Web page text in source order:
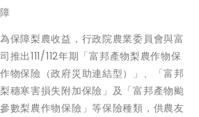
保障梨農收益，行政院農業委員會與富
推出111/112年期「富邦產物梨農作物保
物保險（政府災助連結型）」、「富邦
穗寒害損失附加保險」及「富邦產物颱
數梨農作物保險」等保險種類，供農友